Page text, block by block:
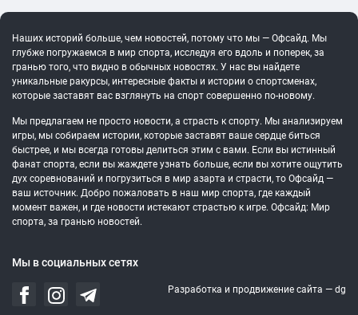
Наших историй больше, чем новостей, потому что мы — Офсайд. Мы
глубже погружаемся в мир спорта, исследуя его вдоль и поперек, за
гранью того, что видно в обычных новостях. У нас вы найдете
уникальные ракурсы, интересные факты и истории о спортсменах,
которые заставят вас взглянуть на спорт совершенно по-новому.
Мы предлагаем не просто новости, а страсть к спорту. Мы анализируем
игры, мы собираем истории, которые заставят ваше сердце биться
быстрее, и мы всегда готовы делиться этим с вами. Если вы истинный
фанат спорта, если вы жаждете узнать больше, если вы хотите ощутить
дух соревнований и погрузиться в мир азарта и страсти, то Офсайд —
ваш источник. Добро пожаловать в наш мир спорта, где каждый
момент важен, и где новости истекают страстью к игре. Офсайд: Мир
спорта, за гранью новостей.
Мы в социальных сетях
Разработка и продвижение сайта — dg